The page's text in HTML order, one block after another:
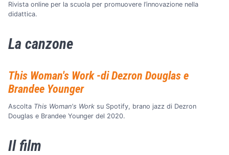
Rivista online per la scuola per promuovere l’innovazione nella
didattica.
La canzone
This Woman's Work -di Dezron Douglas e
Brandee Younger
Ascolta This Woman's Work su Spotify, brano jazz di Dezron
Douglas e Brandee Younger del 2020.
Il film